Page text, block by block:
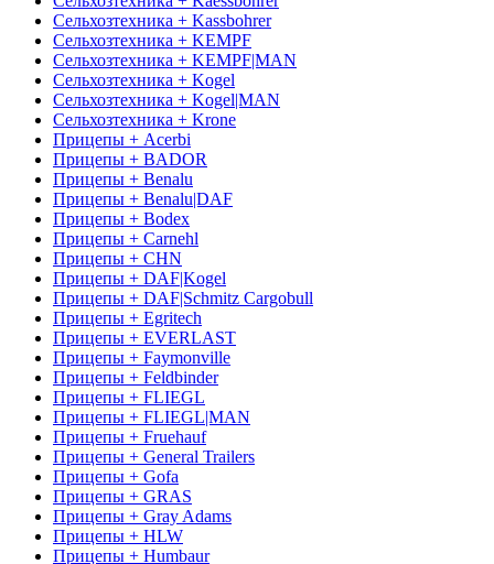
Сельхозтехника + Kassbohrer
Сельхозтехника + KEMPF
Сельхозтехника + KEMPF|MAN
Сельхозтехника + Kogel
Сельхозтехника + Kogel|MAN
Сельхозтехника + Krone
Прицепы + Acerbi
Прицепы + BADOR
Прицепы + Benalu
Прицепы + Benalu|DAF
Прицепы + Bodex
Прицепы + Carnehl
Прицепы + CHN
Прицепы + DAF|Kogel
Прицепы + DAF|Schmitz Cargobull
Прицепы + Egritech
Прицепы + EVERLAST
Прицепы + Faymonville
Прицепы + Feldbinder
Прицепы + FLIEGL
Прицепы + FLIEGL|MAN
Прицепы + Fruehauf
Прицепы + General Trailers
Прицепы + Gofa
Прицепы + GRAS
Прицепы + Gray Adams
Прицепы + HLW
Прицепы + Humbaur